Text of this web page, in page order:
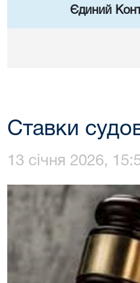
Єдиний
Ставки
13 січня 2026,